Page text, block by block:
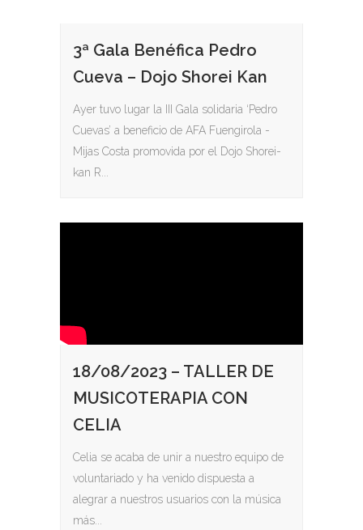
3ª Gala Benéfica Pedro
Cueva – Dojo Shorei Kan
Ayer tuvo lugar la III Gala solidaria ‘Pedro
Cuevas’ a beneficio de AFA Fuengirola -
Mijas Costa promovida por el Dojo Shorei-
kan R...
18/08/2023 – TALLER DE
MUSICOTERAPIA CON
CELIA
Celia se acaba de unir a nuestro equipo de
voluntariado y ha venido dispuesta a
alegrar a nuestros usuarios con la música
más...